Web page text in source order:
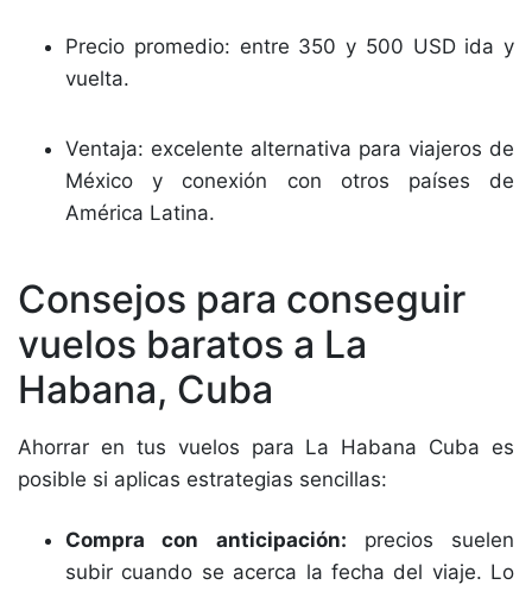
Precio promedio: entre 350 y 500 USD ida y
vuelta.
Ventaja: excelente alternativa para viajeros de
México y conexión con otros países de
América Latina.
Consejos para conseguir
vuelos baratos a La
Habana, Cuba
Ahorrar en tus vuelos para La Habana Cuba es
posible si aplicas estrategias sencillas:
Compra con anticipación: precios suelen
subir cuando se acerca la fecha del viaje. Lo